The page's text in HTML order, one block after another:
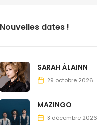
Nouvelles dates !
SARAH ÀLAINN
29 octobre 2026
MAZINGO
3 décembre 2026